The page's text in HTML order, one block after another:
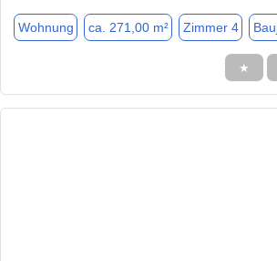
Wohnung ca. 271,00 m² Zimmer 4
★